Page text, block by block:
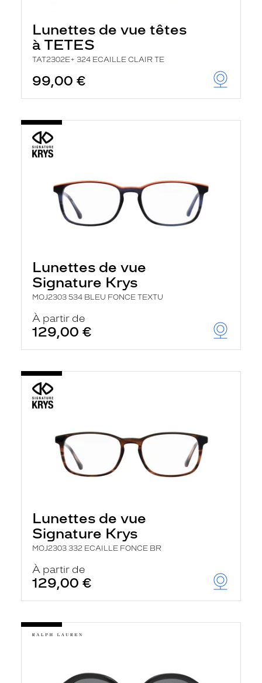
Lunettes de vue têtes
à TETES
TAT2302E+ 324 ECAILLE CLAIR TE
99,00 €
Lunettes de vue
Signature Krys
MOJ2303 534 BLEU FONCE TEXTU
À partir de
129,00 €
Lunettes de vue
Signature Krys
MOJ2303 332 ECAILLE FONCE BR
À partir de
129,00 €